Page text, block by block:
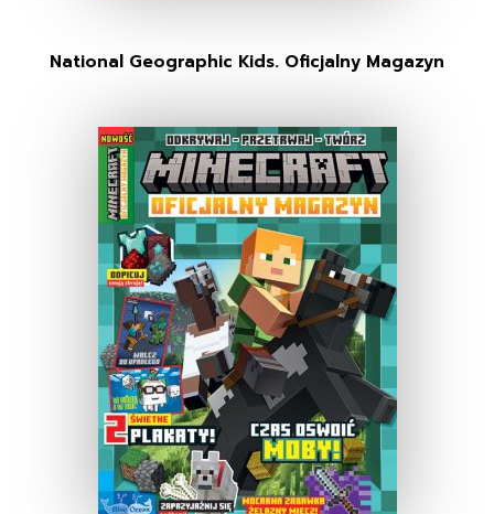
National Geographic Kids. Oficjalny Magazyn